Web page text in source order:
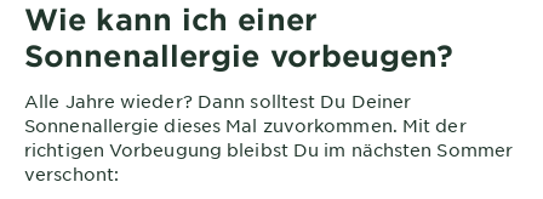
Wie kann ich einer
Sonnenallergie vorbeugen?
Alle Jahre wieder? Dann solltest Du Deiner
Sonnenallergie dieses Mal zuvorkommen. Mit der
richtigen Vorbeugung bleibst Du im nächsten Sommer
verschont: